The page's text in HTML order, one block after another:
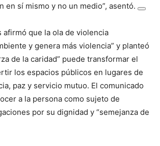
en sí mismo y no un medio”, asentó.
afirmó que la ola de violencia
y genera más violencia” y planteó
de la caridad” puede transformar el
los espacios públicos en lugares de
paz y servicio mutuo. El comunicado
a la persona como sujeto de
por su dignidad y “semejanza de